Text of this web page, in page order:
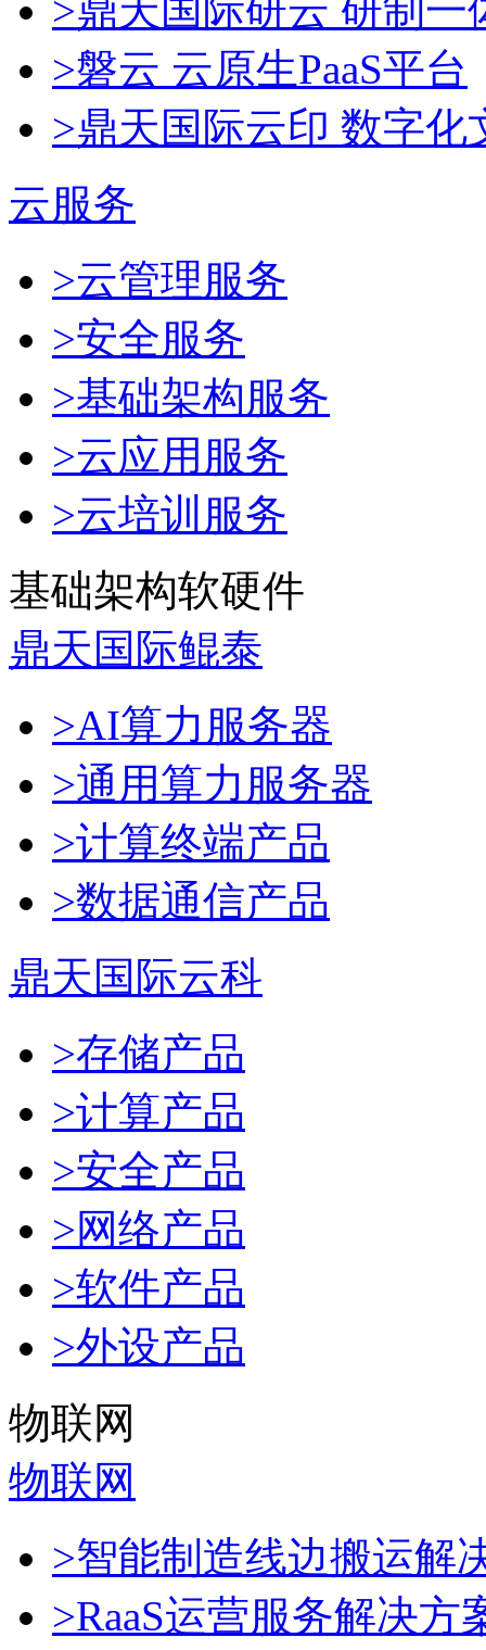
>鼎天国际研云 研制
>磐云 云原生PaaS平台
>鼎天国际云印 数字化
云服务
>云管理服务
>安全服务
>基础架构服务
>云应用服务
>云培训服务
基础架构软硬件
鼎天国际鲲泰
>AI算力服务器
>通用算力服务器
>计算终端产品
>数据通信产品
鼎天国际云科
>存储产品
>计算产品
>安全产品
>网络产品
>软件产品
>外设产品
物联网
物联网
>智能制造线边搬运解
>RaaS运营服务解决方